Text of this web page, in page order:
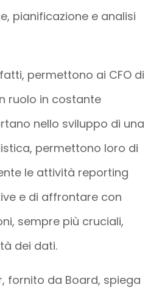
pianificazione e analisi
permettono ai CFO di
ruolo in costante
nello sviluppo di una
permettono loro di
le attività reporting
e di affrontare con
sempre più cruciali,
dei dati.
fornito da Board, spiega